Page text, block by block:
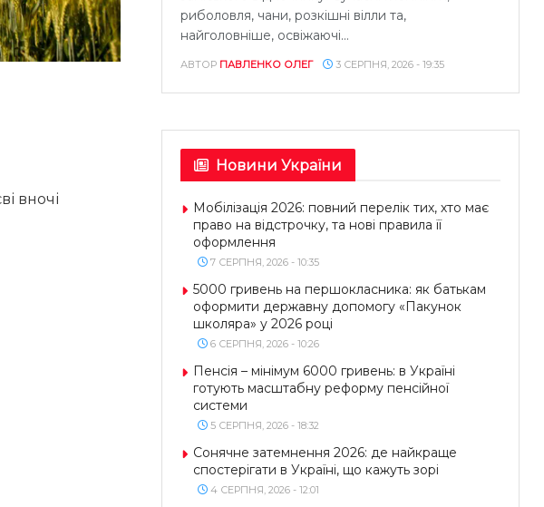
вночі
риболовля, чани, розкішні вілли та,
найголовніше, освіжаючі...
АВТОР ПАВЛЕНКО ОЛЕГ 3 СЕРПНЯ, 2026 - 19:35
Новини України
Мобілізація 2026: повний перелік тих, хто має
право на відстрочку, та нові правила її
оформлення
7 СЕРПНЯ, 2026 - 10:35
5000 гривень на першокласника: як батькам
оформити державну допомогу «Пакунок
школяра» у 2026 році
6 СЕРПНЯ, 2026 - 10:26
Пенсія – мінімум 6000 гривень: в Україні
готують масштабну реформу пенсійної
системи
5 СЕРПНЯ, 2026 - 18:32
Сонячне затемнення 2026: де найкраще
спостерігати в Україні, що кажуть зорі
4 СЕРПНЯ, 2026 - 12:01